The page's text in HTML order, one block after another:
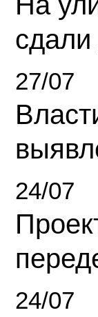
сдали
27/07
24/07
24/07